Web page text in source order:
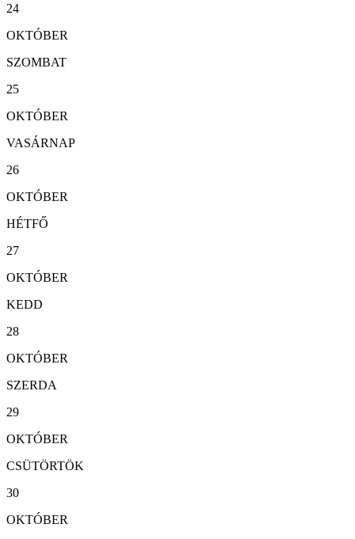
24
OKTÓBER
SZOMBAT
25
OKTÓBER
VASÁRNAP
26
OKTÓBER
HÉTFŐ
27
OKTÓBER
KEDD
28
OKTÓBER
SZERDA
29
OKTÓBER
CSÜTÖRTÖK
30
OKTÓBER